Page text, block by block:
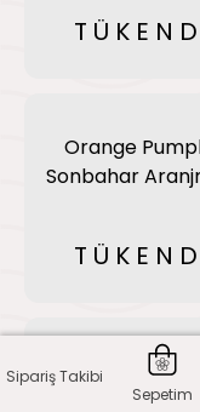
Orange
Sonbahar
Amber Sun
Sonbahar
Sipariş Takibi
Sepetim